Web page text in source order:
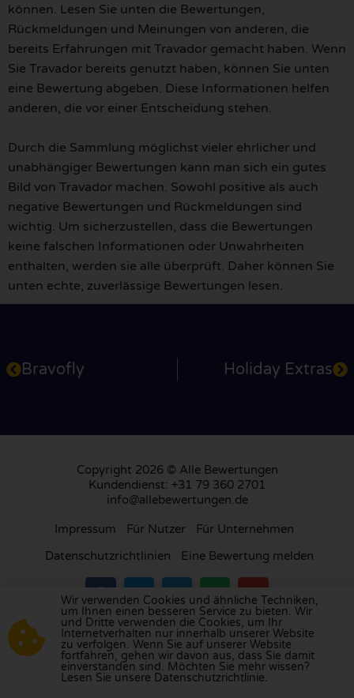
können. Lesen Sie unten die Bewertungen,
Rückmeldungen und Meinungen von anderen, die
bereits Erfahrungen mit Travador gemacht haben. Wenn
Sie Travador bereits genutzt haben, können Sie unten
eine Bewertung abgeben. Diese Informationen helfen
anderen, die vor einer Entscheidung stehen.
Durch die Sammlung möglichst vieler ehrlicher und
unabhängiger Bewertungen kann man sich ein gutes
Bild von Travador machen. Sowohl positive als auch
negative Bewertungen und Rückmeldungen sind
wichtig. Um sicherzustellen, dass die Bewertungen
keine falschen Informationen oder Unwahrheiten
enthalten, werden sie alle überprüft. Daher können Sie
unten echte, zuverlässige Bewertungen lesen.
Bravofly Holiday Extras
Copyright 2026 © Alle Bewertungen
Kundendienst: +31 79 360 2701
info@allebewertungen.de
Impressum Für Nutzer
Für Unternehmen
Datenschutzrichtlinien
Eine Bewertung melden
Besuchen Sie unsere Bewertungsplattform in
Großbritannien,Frankreich, denNiederlanden
Belgien,Spanien, Italien,Portugal, Polen,
Dänemark , FinnlandundSchweden.
Wir verwenden Cookies und ähnliche Techniken,
um Ihnen einen besseren Service zu bieten. Wir
und Dritte verwenden die Cookies, um Ihr
Internetverhalten nur innerhalb unserer Website
zu verfolgen. Wenn Sie auf unserer Website
fortfahren, gehen wir davon aus, dass Sie damit
einverstanden sind. Möchten Sie mehr wissen?
Lesen Sie unsere Datenschutzrichtlinie.